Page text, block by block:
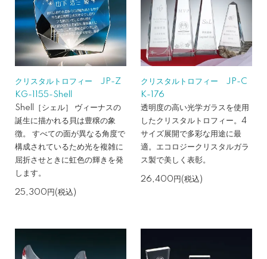
クリスタルトロフィー JP-Z
KG-1155-Shell
Shell［シェル］ ヴィーナスの
誕生に描かれる貝は豊穣の象
徴。 すべての面が異なる角度で
構成されているため光を複雑に
屈折させときに虹色の輝きを発
します。
25,300円(税込)
クリスタルトロフィー JP-C
K-176
透明度の高い光学ガラスを使用
したクリスタルトロフィー。4
サイズ展開で多彩な用途に最
適。エコロジークリスタルガラ
ス製で美しく表彰。
26,400円(税込)